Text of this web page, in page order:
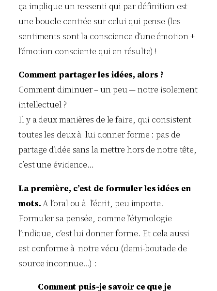
ça implique un ressenti qui par définition est
une boucle centrée sur celui qui pense (les
sentiments sont la conscience d’une émotion +
l’émotion consciente qui en résulte) !
Comment partager les idées, alors ?
Comment diminuer – un peu — notre isolement
intellectuel ?
Il y a deux manières de le faire, qui consistent
toutes les deux à lui donner forme : pas de
partage d’idée sans la mettre hors de notre tête,
c’est une évidence…
La première, c’est de formuler les idées en
mots.A l’oral ou à l’écrit, peu importe.
Formuler sa pensée, comme l’étymologie
l’indique, c’est lui donner forme. Et cela aussi
est conforme à notre vécu (demi-boutade de
source inconnue…) :
Comment puis-je savoir ce que je